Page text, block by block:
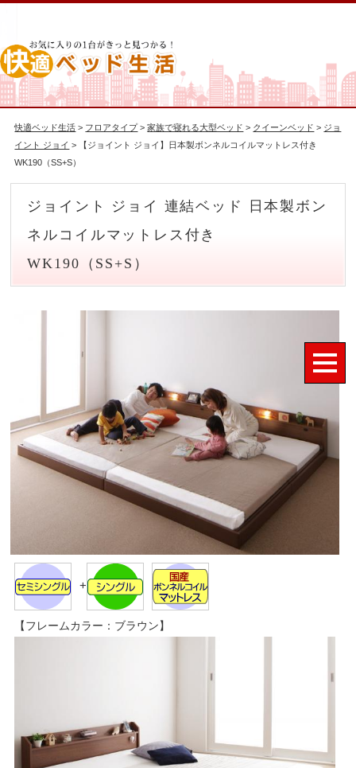
快適ベッド生活 > フロアタイプ >家族で寝れる大型ベッド > クイーンベッド > ジョ
イント ジョイ > 【ジョイント ジョイ】日本製ボンネルコイルマットレス付き
WK190（SS+S）
ジョイント ジョイ 連結ベッド 日本製ボン
ネルコイルマットレス付き
WK190（SS+S）
+
【フレームカラー：ブラウン】